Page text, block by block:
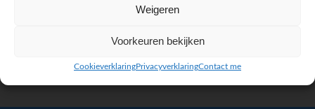
Weigeren
Voorkeuren bekijken
CookieverklaringPrivacyverklaringContact me
Bekijk alle reviews op Google